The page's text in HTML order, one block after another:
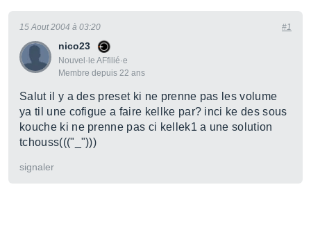
nico23
Nouvel·le AFfilié·e
Membre depuis 22 ans
15 Aout 2004 à 03:20 #1
Salut il y a des preset ki ne prenne pas les volume
ya til une cofigue a faire kellke par? inci ke des sous
kouche ki ne prenne pas ci kellek1 a une solution
tchouss((("_")))
signaler